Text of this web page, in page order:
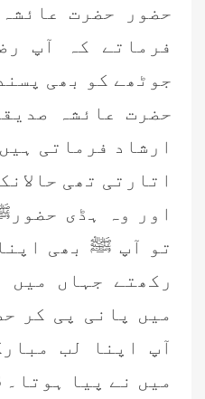
حضور حضرت
فرماتے کہ آپ
جوٹھے کو بھی
حضرت عائشہ
ارشاد فرماتی
اتارتی تھی
اور وہ ہڈی
تو آپ ﷺ بھی
رکھتے جہاں میں
میں پانی پی کر
آپ اپنا لب
میں نے پیا ہوتا۔ 3